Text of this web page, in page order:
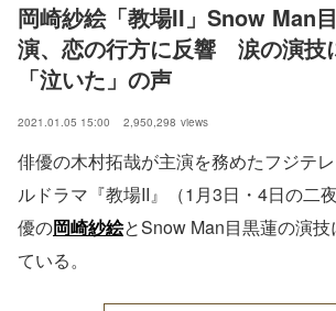
岡崎紗絵「教場II」Snow Man
演、恋の行方に反響　涙の演技
「泣いた」の声
2021.01.05 15:00 2,950,298 views
俳優の木村拓哉が主演を務めたフジテ
ルドラマ『教場II』（1月3日・4日の二
優の岡崎紗絵とSnow Man目黒蓮の演
ている。